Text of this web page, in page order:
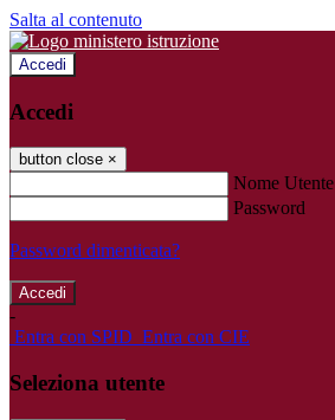
Salta al contenuto
Accedi
Accedi
button close ×
Nome Utente
Password
Password dimenticata?
-
Entra con SPID Entra con CIE
Seleziona utente